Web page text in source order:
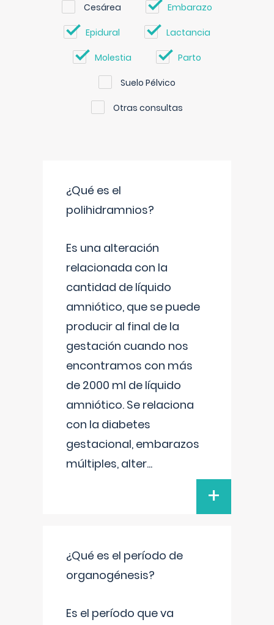
Cesárea Embarazo
Epidural Lactancia
Molestia Parto
Suelo Pélvico
Otras consultas
¿Qué es el
polihidramnios?
Es una alteración
relacionada con la
cantidad de líquido
amniótico, que se puede
producir al final de la
gestación cuando nos
encontramos con más
de 2000 ml de líquido
amniótico. Se relaciona
con la diabetes
gestacional, embarazos
múltiples, alter...
+
¿Qué es el período de
organogénesis?
Es el período que va